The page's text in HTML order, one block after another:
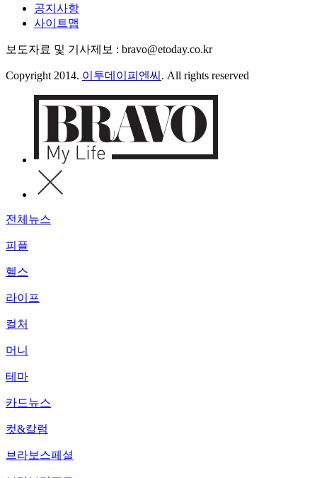
공지사항
사이트맵
보도자료 및 기사제보 : bravo@etoday.co.kr
Copyright 2014. 이투데이피엔씨 . All rights reserved
전체뉴스
피플
헬스
라이프
컬처
머니
테마
카드뉴스
컷&칼럼
브라보스페셜